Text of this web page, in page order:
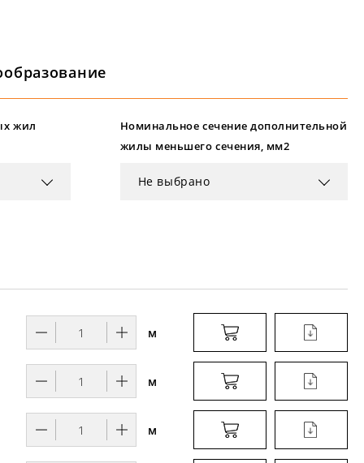
жил
Номинальное сечение дополнительной
жилы меньшего сечения, мм2
Не выбрано
м
м
м